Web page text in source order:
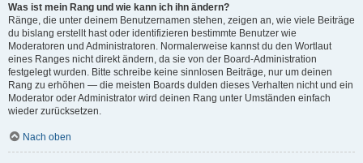
Was ist mein Rang und wie kann ich ihn ändern?
Ränge, die unter deinem Benutzernamen stehen, zeigen an, wie viele Beiträge
du bislang erstellt hast oder identifizieren bestimmte Benutzer wie
Moderatoren und Administratoren. Normalerweise kannst du den Wortlaut
eines Ranges nicht direkt ändern, da sie von der Board-Administration
festgelegt wurden. Bitte schreibe keine sinnlosen Beiträge, nur um deinen
Rang zu erhöhen — die meisten Boards dulden dieses Verhalten nicht und ein
Moderator oder Administrator wird deinen Rang unter Umständen einfach
wieder zurücksetzen.
Nach oben